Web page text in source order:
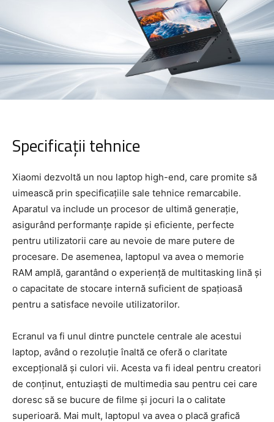
Specificații tehnice
Xiaomi dezvoltă un nou laptop high-end, care promite să
uimească prin specificațiile sale tehnice remarcabile.
Aparatul va include un procesor de ultimă generație,
asigurând performanțe rapide și eficiente, perfecte
pentru utilizatorii care au nevoie de mare putere de
procesare. De asemenea, laptopul va avea o memorie
RAM amplă, garantând o experiență de multitasking lină și
o capacitate de stocare internă suficient de spațioasă
pentru a satisface nevoile utilizatorilor.
Ecranul va fi unul dintre punctele centrale ale acestui
laptop, având o rezoluție înaltă ce oferă o claritate
excepțională și culori vii. Acesta va fi ideal pentru creatori
de conținut, entuziaști de multimedia sau pentru cei care
doresc să se bucure de filme și jocuri la o calitate
superioară. Mai mult, laptopul va avea o placă grafică